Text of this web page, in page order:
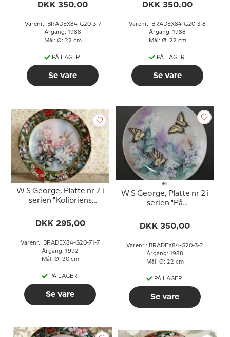
Vinger"
DKK 350,00
Varenr.: BRADEX84-G20-3-7
Årgang: 1988
Mål: Ø: 22 cm
PÅ LAGER
Se vare
Vinger"
DKK 350,00
Varenr.: BRADEX84-G20-3-8
Årgang: 1988
Mål: Ø: 22 cm
PÅ LAGER
Se vare
W S George, Platte nr 7 i
serien "Kolibriens
DKK 295,00
Varenr.: BRADEX84-G20-71-7
Årgang: 1992
Mål: Ø: 20 cm
PÅ LAGER
Se vare
W S George, Platte nr 2 i
serien "På
Vinger"
DKK 350,00
Varenr.: BRADEX84-G20-3-2
Årgang: 1988
Mål: Ø: 22 cm
PÅ LAGER
Se vare